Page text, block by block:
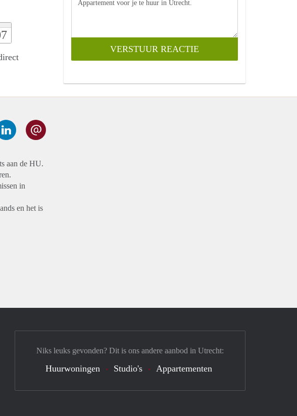
aan de HU.
in
en het is
Niks leuks gevonden? Dit is ons andere aanbod in Utrecht:
Huurwoningen Studio's Appartementen